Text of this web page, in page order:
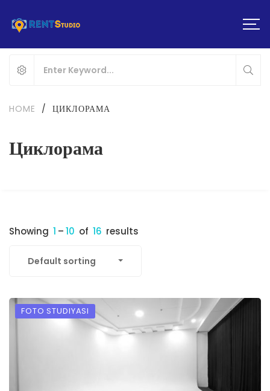
Циклорама
HOME / ЦИКЛОРАМА
Showing 1 –10 of 16 results
Default sorting
FOTO STUDIYASI